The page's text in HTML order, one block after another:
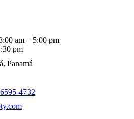
am – 5:00 pm
pm
Panamá
4732